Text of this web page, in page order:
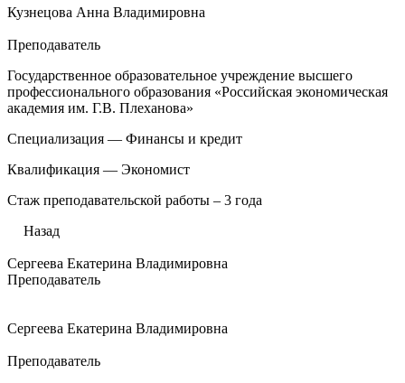
Кузнецова Анна Владимировна
Преподаватель
Государственное образовательное учреждение высшего
профессионального образования «Российская экономическая
академия им. Г.В. Плеханова»
Специализация — Финансы и кредит
Квалификация — Экономист
Стаж преподавательской работы – 3 года
Назад
Сергеева Екатерина Владимировна
Преподаватель
Сергеева Екатерина Владимировна
Преподаватель